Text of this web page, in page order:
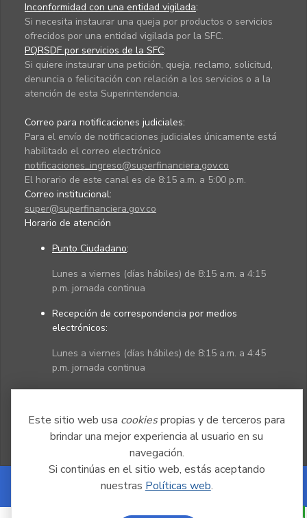
Este sitio web usa cookiespropias y de terceros para
brindar una mejor experiencia al usuario en su
navegación.
Si continúas en el sitio web, estás aceptando
nuestras Políticas web.
Inconformidad con una entidad vigilada:
Si necesita instaurar una queja por productos o servicios
ofrecidos por una entidad vigilada por la SFC.
PQRSDF por servicios de la SFC:
Si quiere instaurar una petición, queja, reclamo, solicitud,
denuncia o felicitación con relación a los servicios o a la
atención de esta Superintendencia.
Correo para notificaciones judiciales:
Para el envío de notificaciones judiciales únicamente está
habilitado el correo electrónico
notificaciones_ingreso@superfinanciera.gov.co
El horario de este canal es de 8:15 a.m. a 5:00 p.m.
Correo institucional:
super@superfinanciera.gov.co
Horario de atención
Punto Ciudadano:
Lunes a viernes (días hábiles) de 8:15 a.m. a 4:15
p.m. jornada continua
Recepción de correspondencia por medios
electrónicos:
Lunes a viernes (días hábiles) de 8:15 a.m. a 4:45
p.m. jornada continua
Powered by Nexura